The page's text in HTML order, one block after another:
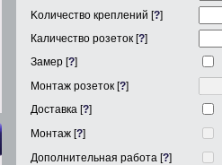
Kоличество креплений [?]
Каличество розеток [?]
Замер [?]
Монтаж розеток [?]
Доставка [?]
Монтаж [?]
Дополнительная работа [?]